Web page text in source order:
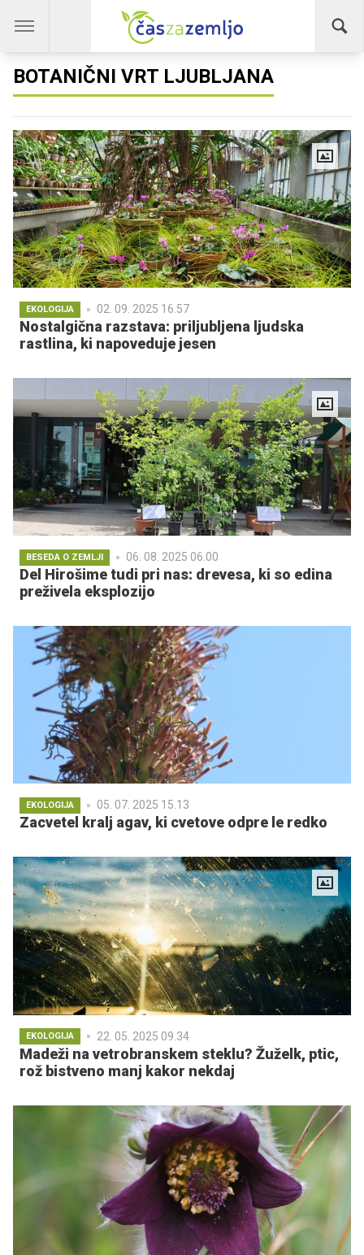
BOTANIČNI VRT LJUBLJANA
EKOLOGIJA 02. 09. 2025 16.57
Nostalgična razstava: priljubljena ljudska
rastlina, ki napoveduje jesen
BESEDA O ZEMLJI 06. 08. 2025 06.00
Del Hirošime tudi pri nas: drevesa, ki so edina
preživela eksplozijo
EKOLOGIJA 05. 07. 2025 15.13
Zacvetel kralj agav, ki cvetove odpre le redko
EKOLOGIJA 22. 05. 2025 09.34
Madeži na vetrobranskem steklu? Žuželk, ptic,
rož bistveno manj kakor nekdaj